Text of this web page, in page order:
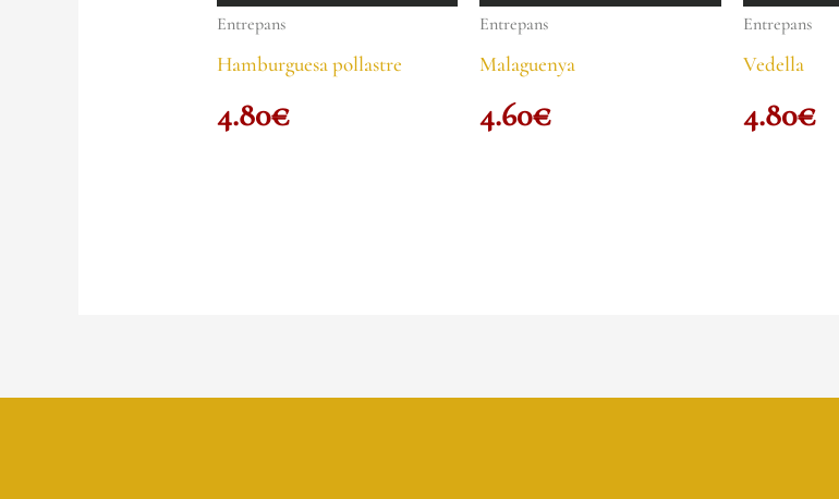
Entrepans
Hamburguesa pollastre
4.80€
Entrepans
Malaguenya
4.60€
Entrepans
Vedella
4.80€